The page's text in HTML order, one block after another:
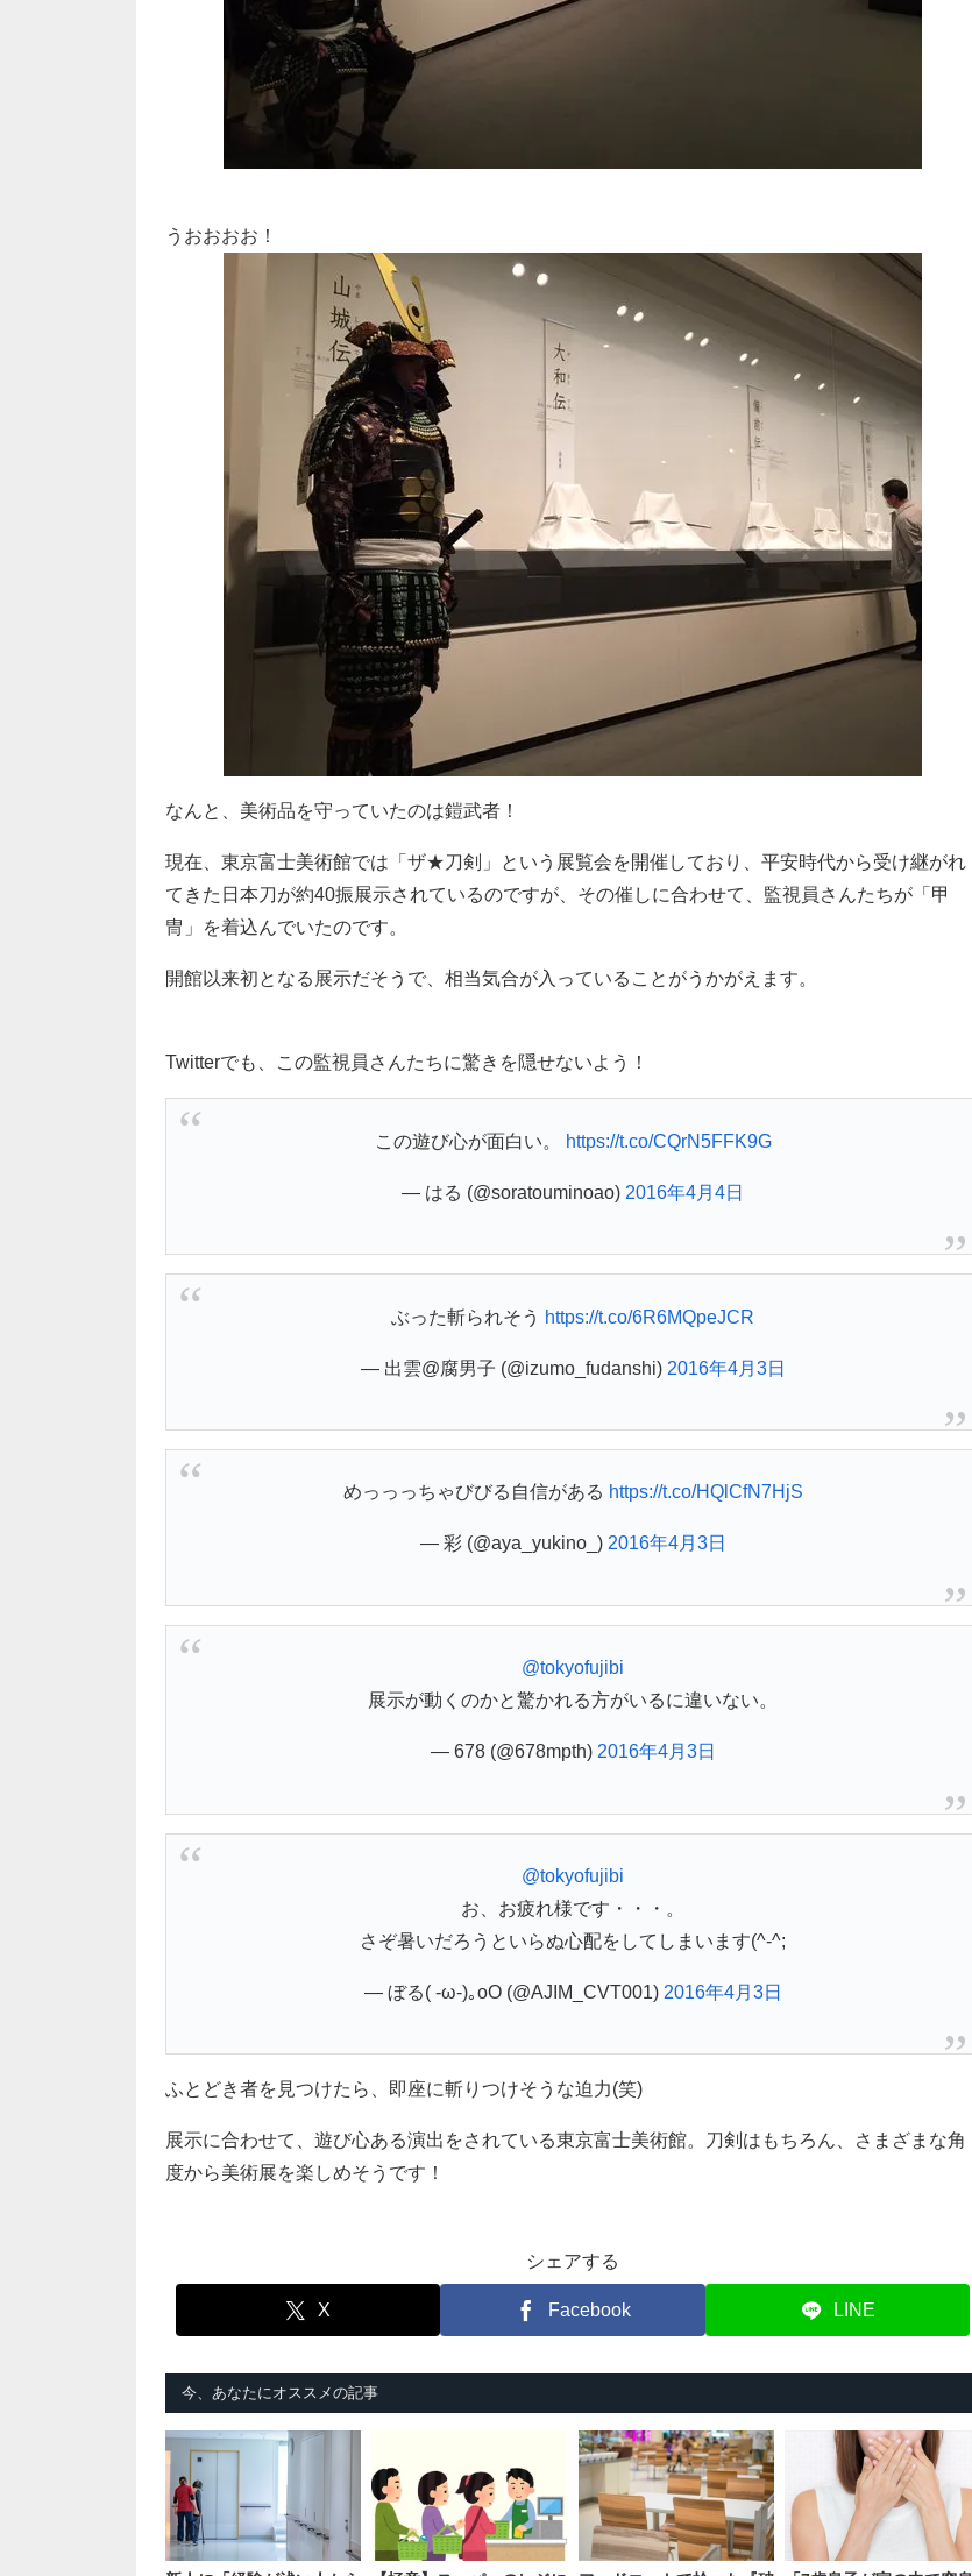
うおおおお！
なんと、美術品を守っていたのは鎧武者！
現在、東京富士美術館では「ザ★刀剣」という展覧会を開催しており、平安時代から受け継がれ
てきた日本刀が約40振展示されているのですが、その催しに合わせて、監視員さんたちが「甲
冑」を着込んでいたのです。
開館以来初となる展示だそうで、相当気合が入っていることがうかがえます。
Twitterでも、この監視員さんたちに驚きを隠せないよう！
この遊び心が面白い。 https://t.co/CQrN5FFK9G
— はる (@soratouminoao) 2016年4月4日
ぶった斬られそう https://t.co/6R6MQpeJCR
— 出雲@腐男子 (@izumo_fudanshi) 2016年4月3日
めっっっちゃびびる自信がある https://t.co/HQlCfN7HjS
— 彩 (@aya_yukino_) 2016年4月3日
@tokyofujibi
展示が動くのかと驚かれる方がいるに違いない。
— 678 (@678mpth) 2016年4月3日
@tokyofujibi
お、お疲れ様です・・・。
さぞ暑いだろうといらぬ心配をしてしまいます(^-^;
— ぼる( -ω-)｡oO (@AJIM_CVT001) 2016年4月3日
ふとどき者を見つけたら、即座に斬りつけそうな迫力(笑)
展示に合わせて、遊び心ある演出をされている東京富士美術館。刀剣はもちろん、さまざまな角
度から美術展を楽しめそうです！
シェアする
X Facebook LINE
今、あなたにオススメの記事